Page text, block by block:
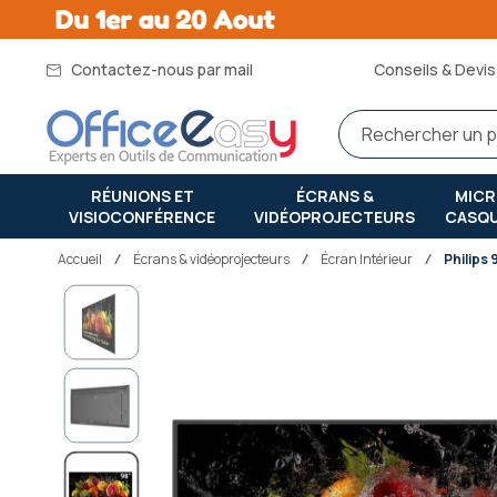
Contactez-nous par mail Conseils &
RÉUNIONS ET
VISIOCONFÉRENCE
ÉCRANS &
VIDÉOPROJECTEURS
Accueil écrans & vidéoprojecteurs Écran Intérieur Philips
Passer
fin
de
galerie
d’images